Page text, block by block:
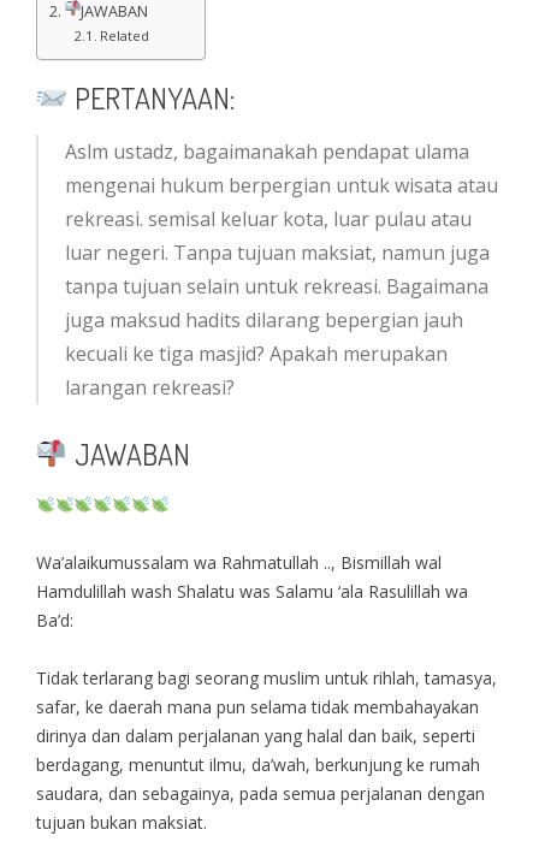
JAWABAN
Related
PERTANYAAN:
Aslm ustadz, bagaimanakah pendapat ulama
mengenai hukum berpergian untuk wisata atau
rekreasi. semisal keluar kota, luar pulau atau
luar negeri. Tanpa tujuan maksiat, namun juga
tanpa tujuan selain untuk rekreasi. Bagaimana
juga maksud hadits dilarang bepergian jauh
kecuali ke tiga masjid? Apakah merupakan
larangan rekreasi?
JAWABAN
Wa’alaikumussalam wa Rahmatullah .., Bismillah wal
Hamdulillah wash Shalatu was Salamu ‘ala Rasulillah wa
Ba’d:
Tidak terlarang bagi seorang muslim untuk rihlah, tamasya,
safar, ke daerah mana pun selama tidak membahayakan
dirinya dan dalam perjalanan yang halal dan baik, seperti
berdagang, menuntut ilmu, da’wah, berkunjung ke rumah
saudara, dan sebagainya, pada semua perjalanan dengan
tujuan bukan maksiat.